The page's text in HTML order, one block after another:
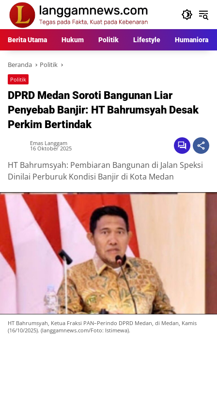
Langsung
konten
Berita Utama Hukum Politik Lifestyle Humaniora
Beranda Politik
Politik
DPRD Medan Soroti Bangunan Liar
Penyebab Banjir: HT Bahrumsyah Desak
Perkim Bertindak
Emas Langgam
16 Oktober 2025
HT Bahrumsyah: Pembiaran Bangunan di Jalan Speksi
Dinilai Perburuk Kondisi Banjir di Kota Medan
HT Bahrumsyah, Ketua Fraksi PAN–Perindo DPRD Medan, di Medan, Kamis
(16/10/2025). (langgamnews.com/Foto: Istimewa).